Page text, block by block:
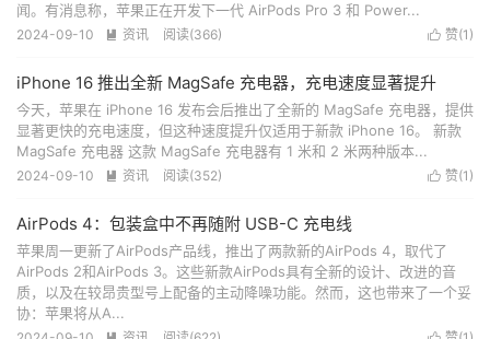
闻。有消息称，苹果正在开发下一代 AirPods Pro 3 和 Power...
 赞(1 )
2024-09-10  资讯 阅读(366)
iPhone 16 推出全新 MagSafe 充电器，充电速度显著提升
今天，苹果在 iPhone 16 发布会后推出了全新的 MagSafe 充电器，提供
显著更快的充电速度，但这种速度提升仅适用于新款 iPhone 16。 新款
MagSafe 充电器 这款 MagSafe 充电器有 1 米和 2 米两种版本...
 赞(1 )
2024-09-10  资讯 阅读(352)
AirPods 4：包装盒中不再随附 USB-C 充电线
苹果周一更新了AirPods产品线，推出了两款新的AirPods 4，取代了
AirPods 2和AirPods 3。这些新款AirPods具有全新的设计、改进的音
质，以及在较昂贵型号上配备的主动降噪功能。然而，这也带来了一个妥
协：苹果将从A...